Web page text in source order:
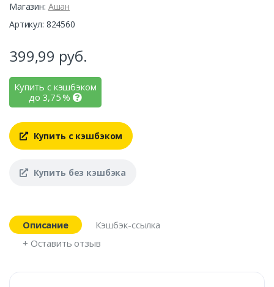
Магазин: Ашан
Артикул: 824560
399,99 руб.
Купить с кэшбэком
до 3,75%
Купить с кэшбэком
Купить без кэшбэка
Описание
Кэшбэк-ссылка
+ Оставить отзыв